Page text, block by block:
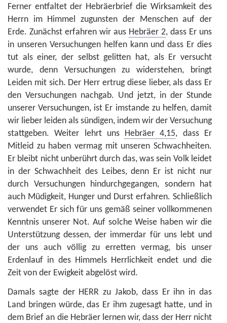
Ferner entfaltet der Hebräerbrief die Wirksamkeit des
Herrn im Himmel zugunsten der Menschen auf der
Erde. Zunächst erfahren wir aus Hebräer 2, dass Er uns
in unseren Versuchungen helfen kann und dass Er dies
tut als einer, der selbst gelitten hat, als Er versucht
wurde, denn Versuchungen zu widerstehen, bringt
Leiden mit sich. Der Herr ertrug diese lieber, als dass Er
den Versuchungen nachgab. Und jetzt, in der Stunde
unserer Versuchungen, ist Er imstande zu helfen, damit
wir lieber leiden als sündigen, indem wir der Versuchung
stattgeben. Weiter lehrt uns Hebräer 4,15, dass Er
Mitleid zu haben vermag mit unseren Schwachheiten.
Er bleibt nicht unberührt durch das, was sein Volk leidet
in der Schwachheit des Leibes, denn Er ist nicht nur
durch Versuchungen hindurchgegangen, sondern hat
auch Müdigkeit, Hunger und Durst erfahren. Schließlich
verwendet Er sich für uns gemäß seiner vollkommenen
Kenntnis unserer Not. Auf solche Weise haben wir die
Unterstützung dessen, der immerdar für uns lebt und
der uns auch völlig zu erretten vermag, bis unser
Erdenlauf in des Himmels Herrlichkeit endet und die
Zeit von der Ewigkeit abgelöst wird.
Damals sagte der HERR zu Jakob, dass Er ihn in das
Land bringen würde, das Er ihm zugesagt hatte, und in
dem Brief an die Hebräer lernen wir, dass der Herr nicht